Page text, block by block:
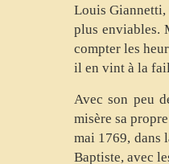
Louis Giannetti,
plus enviables.
compter les
il en vint à la
Avec son peu
misère sa
mai 1769, dans
Baptiste, avec